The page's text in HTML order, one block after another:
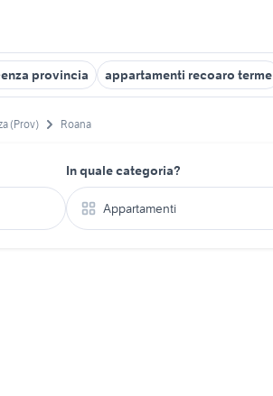
provincia appartamenti recoaro terme
(Prov) Roana
In quale categoria?
Appartamenti